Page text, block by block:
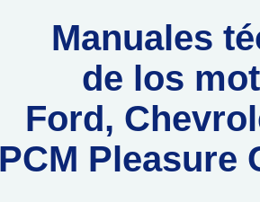
Manuales
de los
Ford,
Pleasure